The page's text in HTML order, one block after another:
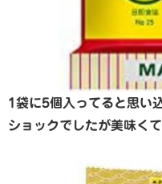
1袋に5個入ってると思い
ショックでしたが美味く